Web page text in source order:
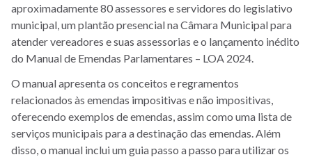
aproximadamente 80 assessores e servidores do legislativo
municipal, um plantão presencial na Câmara Municipal para
atender vereadores e suas assessorias e o lançamento inédito
do Manual de Emendas Parlamentares – LOA 2024.
O manual apresenta os conceitos e regramentos
relacionados às emendas impositivas e não impositivas,
oferecendo exemplos de emendas, assim como uma lista de
serviços municipais para a destinação das emendas. Além
disso, o manual inclui um guia passo a passo para utilizar os